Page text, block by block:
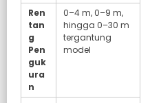
Ren
tan
g
Pen
guk
ura
n
0–4 m, 0–9 m,
hingga 0–30 m
tergantung
model